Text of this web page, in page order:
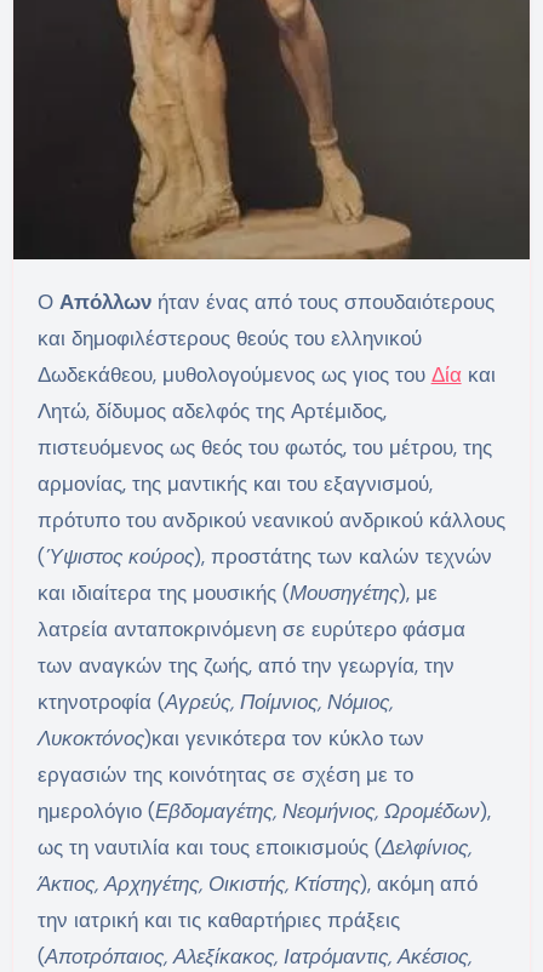
Ο Απόλλωνήταν ένας από τους σπουδαιότερους
και δημοφιλέστερους θεούς του ελληνικού
Δωδεκάθεου, μυθολογούμενος ως γιος του Δίακαι
Λητώ, δίδυμος αδελφός της Αρτέμιδος,
πιστευόμενος ως θεός του φωτός, του μέτρου, της
αρμονίας, της μαντικής και του εξαγνισμού,
πρότυπο του ανδρικού νεανικού ανδρικού κάλλους
(Ύψιστος κούρος), προστάτης των καλών τεχνών
και ιδιαίτερα της μουσικής (Μουσηγέτης), με
λατρεία ανταποκρινόμενη σε ευρύτερο φάσμα
των αναγκών της ζωής, από την γεωργία, την
κτηνοτροφία (Αγρεύς, Ποίμνιος, Νόμιος,
Λυκοκτόνος)και γενικότερα τον κύκλο των
εργασιών της κοινότητας σε σχέση με το
ημερολόγιο (Εβδομαγέτης, Νεομήνιος, Ωρομέδων),
ως τη ναυτιλία και τους εποικισμούς (Δελφίνιος,
Άκτιος, Αρχηγέτης, Οικιστής, Κτίστης), ακόμη από
την ιατρική και τις καθαρτήριες πράξεις
(Αποτρόπαιος, Αλεξίκακος, Ιατρόμαντις, Ακέσιος,